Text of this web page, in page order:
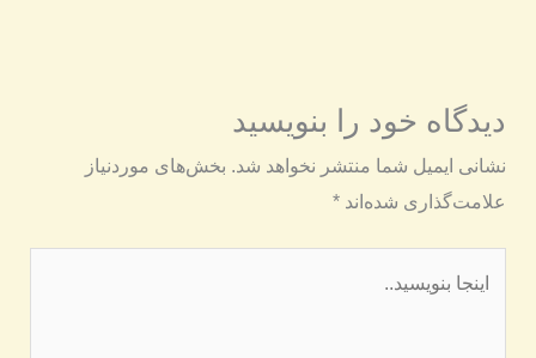
دیدگاه‌ خود را بنویسید
نشانی ایمیل شما منتشر نخواهد شد. بخش‌های موردنیاز
علامت‌گذاری شده‌اند*